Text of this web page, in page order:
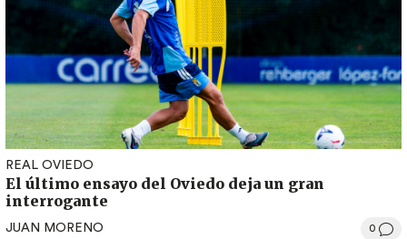
REAL OVIEDO
El último ensayo del Oviedo deja un gran
interrogante
JUAN MORENO 0